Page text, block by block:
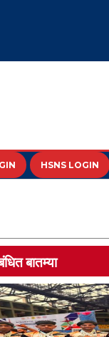
HSNS LOGIN
बातम्या